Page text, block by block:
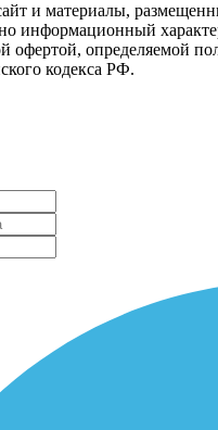
и материалы,
информационный
офертой, определяемой
кодекса РФ.